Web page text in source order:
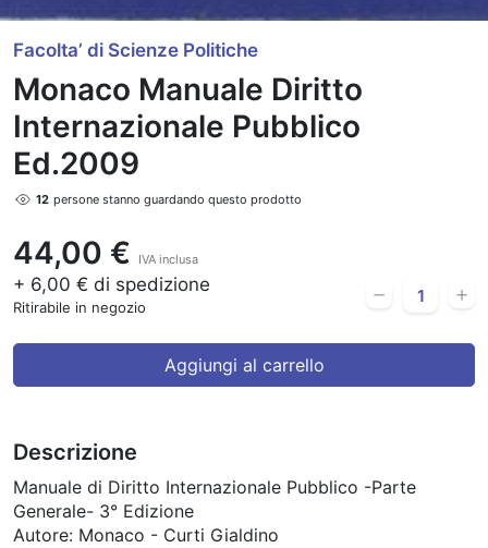
Facolta’ di Scienze Politiche
Monaco Manuale Diritto
Internazionale Pubblico
Ed.2009
12 persone stanno guardando questo prodotto
44,00 € IVA inclusa
+ 6,00 € di spedizione
Ritirabile in negozio
Aggiungi al carrello
Descrizione
Manuale di Diritto Internazionale Pubblico -Parte
Generale- 3° Edizione
Autore: Monaco - Curti Gialdino